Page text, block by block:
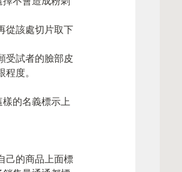
從該處切片取下
受試者的臉部皮
度。
的名義標示上
己的商品上面標